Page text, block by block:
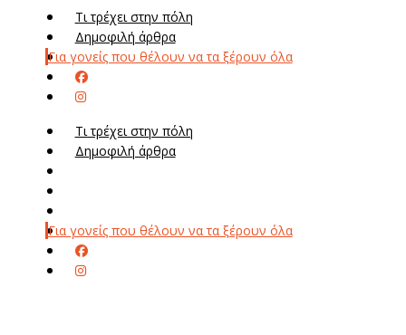
Τι τρέχει στην πόλη
Δημοφιλή άρθρα
Για γονείς που θέλουν να τα ξέρουν όλα
Τι τρέχει στην πόλη
Δημοφιλή άρθρα
Για γονείς που θέλουν να τα ξέρουν όλα